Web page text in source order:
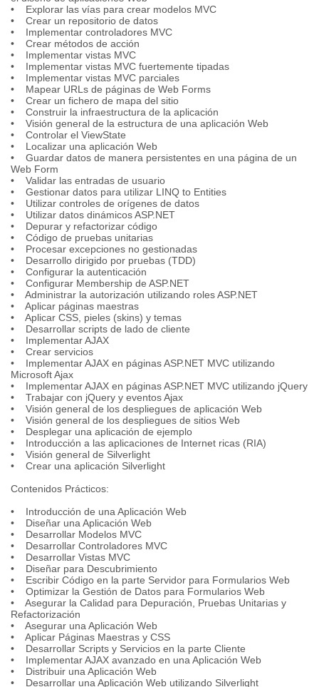
• Explorar las vías para crear modelos MVC
• Crear un repositorio de datos
• Implementar controladores MVC
• Crear métodos de acción
• Implementar vistas MVC
• Implementar vistas MVC fuertemente tipadas
• Implementar vistas MVC parciales
• Mapear URLs de páginas de Web Forms
• Crear un fichero de mapa del sitio
• Construir la infraestructura de la aplicación
• Visión general de la estructura de una aplicación Web
• Controlar el ViewState
• Localizar una aplicación Web
• Guardar datos de manera persistentes en una página de un
Web Form
• Validar las entradas de usuario
• Gestionar datos para utilizar LINQ to Entities
• Utilizar controles de orígenes de datos
• Utilizar datos dinámicos ASP.NET
• Depurar y refactorizar código
• Código de pruebas unitarias
• Procesar excepciones no gestionadas
• Desarrollo dirigido por pruebas (TDD)
• Configurar la autenticación
• Configurar Membership de ASP.NET
• Administrar la autorización utilizando roles ASP.NET
• Aplicar páginas maestras
• Aplicar CSS, pieles (skins) y temas
• Desarrollar scripts de lado de cliente
• Implementar AJAX
• Crear servicios
• Implementar AJAX en páginas ASP.NET MVC utilizando
Microsoft Ajax
• Implementar AJAX en páginas ASP.NET MVC utilizando jQuery
• Trabajar con jQuery y eventos Ajax
• Visión general de los despliegues de aplicación Web
• Visión general de los despliegues de sitios Web
• Desplegar una aplicación de ejemplo
• Introducción a las aplicaciones de Internet ricas (RIA)
• Visión general de Silverlight
• Crear una aplicación Silverlight
Contenidos Prácticos:
• Introducción de una Aplicación Web
• Diseñar una Aplicación Web
• Desarrollar Modelos MVC
• Desarrollar Controladores MVC
• Desarrollar Vistas MVC
• Diseñar para Descubrimiento
• Escribir Código en la parte Servidor para Formularios Web
• Optimizar la Gestión de Datos para Formularios Web
• Asegurar la Calidad para Depuración, Pruebas Unitarias y
Refactorización
• Asegurar una Aplicación Web
• Aplicar Páginas Maestras y CSS
• Desarrollar Scripts y Servicios en la parte Cliente
• Implementar AJAX avanzado en una Aplicación Web
• Distribuir una Aplicación Web
• Desarrollar una Aplicación Web utilizando Silverlight